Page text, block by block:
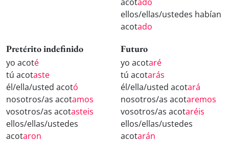
ellos/ellas/ustedes habían
acotado
Pretérito indefinido
yo acoté
tú acotaste
él/ella/usted acotó
nosotros/as acotamos
vosotros/as acotasteis
ellos/ellas/ustedes
acotaron
Futuro
yo acotaré
tú acotarás
él/ella/usted acotará
nosotros/as acotaremos
vosotros/as acotaréis
ellos/ellas/ustedes
acotarán